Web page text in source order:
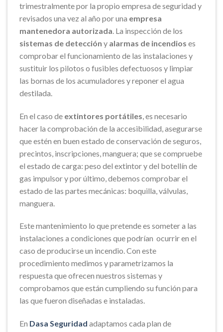
trimestralmente por la propio empresa de seguridad y
revisados una vez al año por una empresa
mantenedora autorizada . La inspección de los
sistemas de detección y alarmas de incendios es
comprobar el funcionamiento de las instalaciones y
sustituir los pilotos o fusibles defectuosos y limpiar
las bornas de los acumuladores y reponer el agua
destilada.
En el caso de extintores portátiles , es necesario
hacer la comprobación de la accesibilidad, asegurarse
que estén en buen estado de conservación de seguros,
precintos, inscripciones, manguera; que se compruebe
el estado de carga: peso del extintor y del botellín de
gas impulsor y por último, debemos comprobar el
estado de las partes mecánicas: boquilla, válvulas,
manguera.
Este mantenimiento lo que pretende es someter a las
instalaciones a condiciones que podrían ocurrir en el
caso de producirse un incendio. Con este
procedimiento medimos y parametrizamos la
respuesta que ofrecen nuestros sistemas y
comprobamos que están cumpliendo su función para
las que fueron diseñadas e instaladas.
En Dasa Seguridad adaptamos cada plan de